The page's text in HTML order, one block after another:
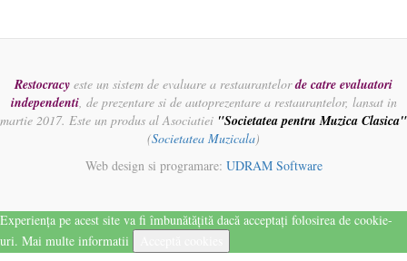
Restocracy este un sistem de evaluare a restaurantelorde catre evaluatori
independenti, de prezentare si de autoprezentare a restaurantelor, lansat in
martie 2017. Este un produs al Asociatiei "Societatea pentru Muzica Clasica"
(Societatea Muzicala)
Web design si programare: UDRAM Software
Experiența pe acest site va fi îmbunătățită dacă acceptați folosirea de cookie-
uri. Mai multe informatii